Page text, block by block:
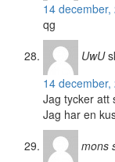
14
qg
UwU
14
Jag tycker att
Jag har en
mons